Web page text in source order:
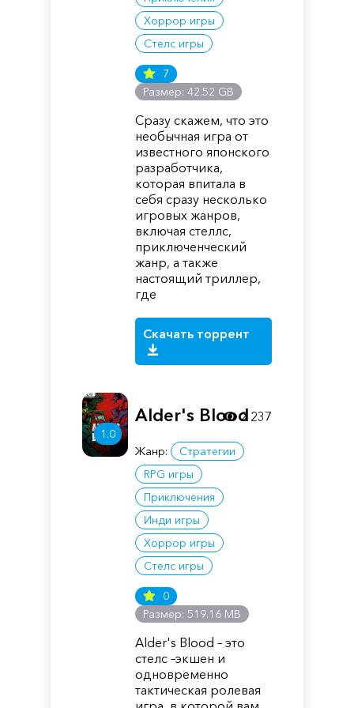
Хоррор игры
Стелс игры
7
Размер: 42.52 GB
Сразу скажем, что это
необычная игра от
известного японского
разработчика,
которая впитала в
себя сразу несколько
игровых жанров,
включая стеллс,
приключенческий
жанр, а также
настоящий триллер,
где
Скачать торрент
1.0
Alder's Blood
Жанр:
Стратегии
RPG игры
Приключения
Инди игры
Хоррор игры
Стелс игры
0
Размер: 519.16 MB
Alder's Blood – это
стелс –экшен и
одновременно
тактическая ролевая
2 237